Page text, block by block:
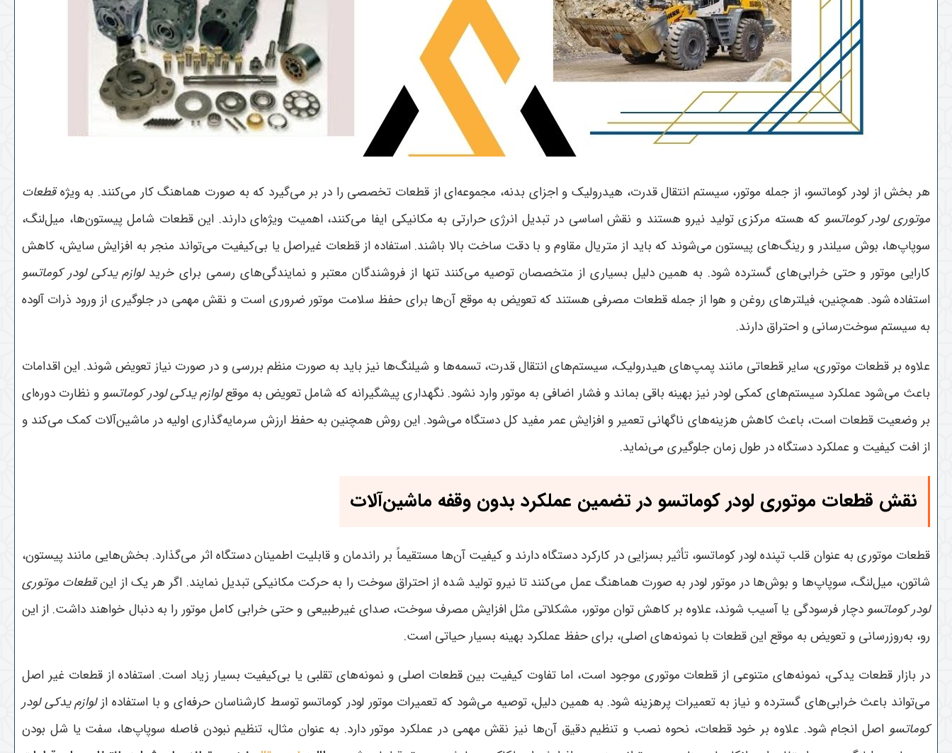
هر بخش از لودر کوماتسو، از جمله موتور، سیستم انتقال قدرت، هیدرولیک و اجزای بدنه، مجموعه‌ای از قطعات تخصصی را در بر می‌گیرد که به صورت هماهنگ کار می‌کنند. به ویژهقطعات
موتوری لودر کوماتسو که هسته مرکزی تولید نیرو هستند و نقش اساسی در تبدیل انرژی حرارتی به مکانیکی ایفا می‌کنند، اهمیت ویژه‌ای دارند. این قطعات شامل پیستون‌ها، میل‌لنگ،
سوپاپ‌ها، بوش سیلندر و رینگ‌های پیستون می‌شوند که باید از متریال مقاوم و با دقت ساخت بالا باشند. استفاده از قطعات غیراصل یا بی‌کیفیت می‌تواند منجر به افزایش سایش، کاهش
کارایی موتور و حتی خرابی‌های گسترده شود. به همین دلیل بسیاری از متخصصان توصیه می‌کنند تنها از فروشندگان معتبر و نمایندگی‌های رسمی برای خریدلوازم یدکی لودر کوماتسو
استفاده شود. همچنین، فیلترهای روغن و هوا از جمله قطعات مصرفی هستند که تعویض به موقع آن‌ها برای حفظ سلامت موتور ضروری است و نقش مهمی در جلوگیری از ورود ذرات آلوده
به سیستم سوخت‌رسانی و احتراق دارند.
علاوه بر قطعات موتوری، سایر قطعاتی مانند پمپ‌های هیدرولیک، سیستم‌های انتقال قدرت، تسمه‌ها و شیلنگ‌ها نیز باید به صورت منظم بررسی و در صورت نیاز تعویض شوند. این اقدامات
باعث می‌شود عملکرد سیستم‌های کمکی لودر نیز بهینه باقی بماند و فشار اضافی به موتور وارد نشود. نگهداری پیشگیرانه که شامل تعویض به موقعلوازم یدکی لودر کوماتسو و نظارت دوره‌ای
بر وضعیت قطعات است، باعث کاهش هزینه‌های ناگهانی تعمیر و افزایش عمر مفید کل دستگاه می‌شود. این روش همچنین به حفظ ارزش سرمایه‌گذاری اولیه در ماشین‌آلات کمک می‌کند و
از افت کیفیت و عملکرد دستگاه در طول زمان جلوگیری می‌نماید.
نقش قطعات موتوری لودر کوماتسو در تضمین عملکرد بدون وقفه ماشین‌آلات
قطعات موتوری به عنوان قلب تپنده لودر کوماتسو، تأثیر بسزایی در کارکرد دستگاه دارند و کیفیت آن‌ها مستقیماً بر راندمان و قابلیت اطمینان دستگاه اثر می‌گذارد. بخش‌هایی مانند پیستون،
شاتون، میل‌لنگ، سوپاپ‌ها و بوش‌ها در موتور لودر به صورت هماهنگ عمل می‌کنند تا نیرو تولید شده از احتراق سوخت را به حرکت مکانیکی تبدیل نمایند. اگر هر یک از اینقطعات موتوری
لودر کوماتسو دچار فرسودگی یا آسیب شوند، علاوه بر کاهش توان موتور، مشکلاتی مثل افزایش مصرف سوخت، صدای غیرطبیعی و حتی خرابی کامل موتور را به دنبال خواهند داشت. از این
رو، به‌روزرسانی و تعویض به موقع این قطعات با نمونه‌های اصلی، برای حفظ عملکرد بهینه بسیار حیاتی است.
در بازار قطعات یدکی، نمونه‌های متنوعی از قطعات موتوری موجود است، اما تفاوت کیفیت بین قطعات اصلی و نمونه‌های تقلبی یا بی‌کیفیت بسیار زیاد است. استفاده از قطعات غیر اصل
می‌تواند باعث خرابی‌های گسترده و نیاز به تعمیرات پرهزینه شود. به همین دلیل، توصیه می‌شود که تعمیرات موتور لودر کوماتسو توسط کارشناسان حرفه‌ای و با استفاده ازلوازم یدکی لودر
کوماتسو اصل انجام شود. علاوه بر خود قطعات، نحوه نصب و تنظیم دقیق آن‌ها نیز نقش مهمی در عملکرد موتور دارد. به عنوان مثال، تنظیم نبودن فاصله سوپاپ‌ها، سفت یا شل بودن